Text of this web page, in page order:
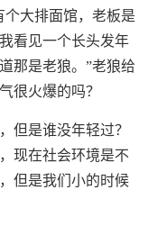
个大排面馆，老板是
看见一个长头发年
那是老狼。”老狼给
很火爆的吗？
但是谁没年轻过？
现在社会环境是不
但是我们小的时候